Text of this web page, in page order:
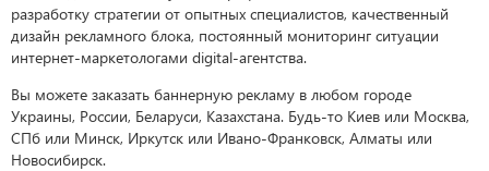
разработку стратегии от опытных специалистов, качественный
дизайн рекламного блока, постоянный мониторинг ситуации
интернет-маркетологами digital-агентства.
Вы можете заказать баннерную рекламу в любом городе
Украины, России, Беларуси, Казахстана. Будь-то Киев или Москва,
СПб или Минск, Иркутск или Ивано-Франковск, Алматы или
Новосибирск.